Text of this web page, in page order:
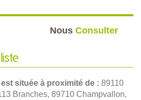
Nous Consulter
située à proximité de : 89110
Branches, 89710 Champvallon,